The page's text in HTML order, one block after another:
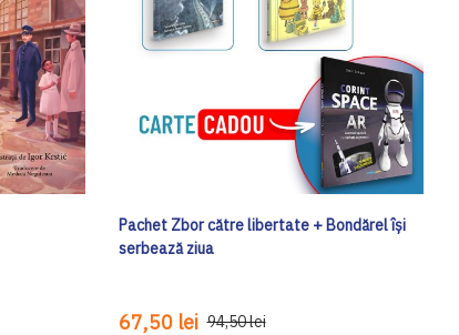
Pachet Zbor către libertate + Bondărel își
serbează ziua
67,50 lei 94,50 lei